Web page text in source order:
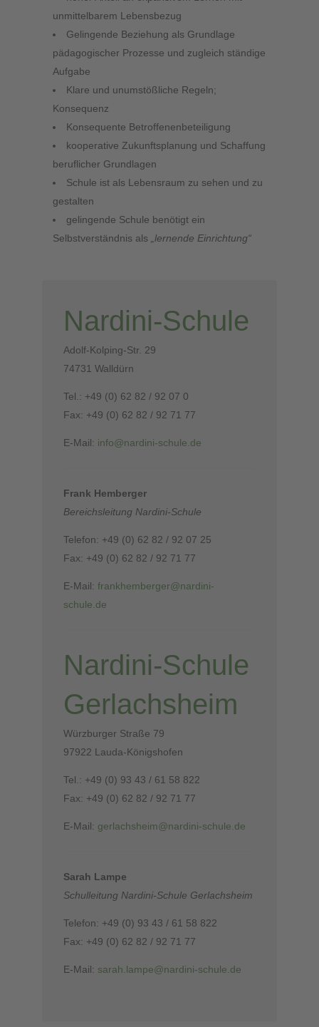
unmittelbarem Lebensbezug
Gelingende Beziehung als Grundlage
pädagogischer Prozesse und zugleich ständige
Aufgabe
Klare und unumstößliche Regeln;
Konsequenz
Konsequente Betroffenenbeteiligung
kooperative Zukunftsplanung und Schaffung
beruflicher Grundlagen
Schule ist als Lebensraum zu sehen und zu
gestalten
gelingende Schule benötigt ein
Selbstverständnis als
„lernende Einrichtung“
Nardini-Schule
Adolf-Kolping-Str. 29
74731 Walldürn
Tel.: +49 (0) 62 82 / 92 07 0
Fax: +49 (0) 62 82 / 92 71 77
E-Mail: info@nardini-schule.de
Frank Hemberger
Bereichsleitung Nardini-Schule
Telefon: +49 (0) 62 82 / 92 07 25
Fax: +49 (0) 62 82 / 92 71 77
E-Mail: frankhemberger@nardini-
schule.de
Nardini-Schule
Gerlachsheim
Würzburger Straße 79
97922 Lauda-Königshofen
Tel.: +49 (0) 93 43 / 61 58 822
Fax: +49 (0) 62 82 / 92 71 77
E-Mail: gerlachsheim@nardini-schule.de
Sarah Lampe
Schulleitung Nardini-Schule Gerlachsheim
Telefon: +49 (0) 93 43 / 61 58 822
Fax: +49 (0) 62 82 / 92 71 77
E-Mail: sarah.lampe@nardini-schule.de